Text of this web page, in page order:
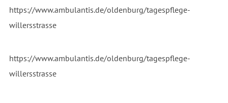
https://www.ambulantis.de/oldenburg/tagespflege-
willersstrasse
https://www.ambulantis.de/oldenburg/tagespflege-
willersstrasse